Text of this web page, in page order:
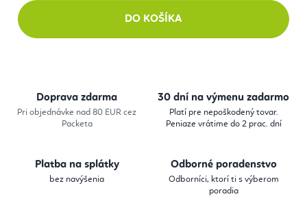
DO KOŠÍKA
Doprava zdarma
Pri objednávke nad 80 EUR cez
Packeta
30 dní na výmenu zadarmo
Platí pre nepoškodený tovar.
Peniaze vrátime do 2 prac. dní
Platba na splátky
bez navýšenia
Odborné poradenstvo
Odborníci, ktorí ti s výberom
poradia